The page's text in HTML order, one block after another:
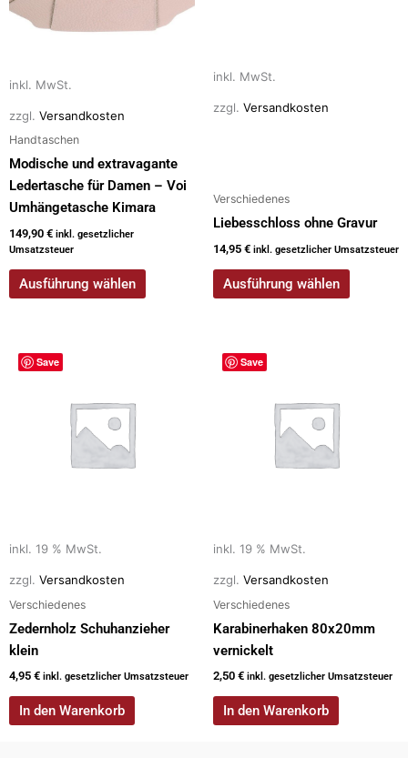
inkl. MwSt.
zzgl. Versandkosten
Handtaschen
Modische und extravagante
Ledertasche für Damen – Voi
Umhängetasche Kimara
149,90 € inkl. gesetzlicher
Umsatzsteuer
Ausführung wählen
Die
Optionen
Produktseite
gewählt
werden
inkl. MwSt.
zzgl. Versandkosten
Verschiedenes
Liebesschloss ohne Gravur
14,95 € inkl. gesetzlicher Umsatzsteuer
Ausführung wählen
auf
Produktseite
Save
inkl. 19 % MwSt.
zzgl. Versandkosten
Verschiedenes
Zedernholz Schuhanzieher
klein
4,95 € inkl. gesetzlicher Umsatzsteuer
In den Warenkorb
Save
inkl. 19 % MwSt.
zzgl. Versandkosten
Verschiedenes
Karabinerhaken 80x20mm
vernickelt
2,50 € inkl. gesetzlicher Umsatzsteuer
In den Warenkorb